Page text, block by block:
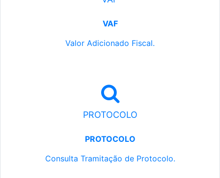
VAF
Valor Adicionado Fiscal.
PROTOCOLO
PROTOCOLO
Consulta Tramitação de Protocolo.